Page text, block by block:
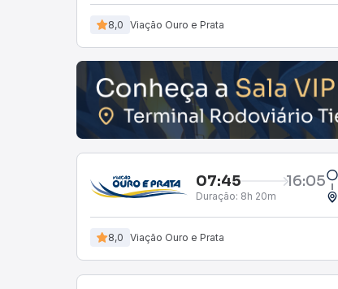
8,0 Viação Ouro e Prata
07:45 16:05
Duração: 8h 20m
8,0 Viação Ouro e Prata